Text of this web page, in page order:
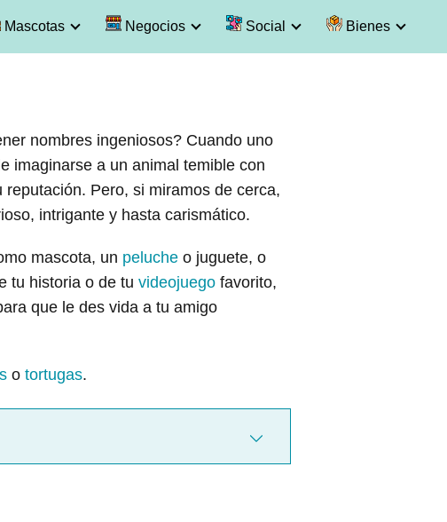
Mascotas Negocios Social Bienes
nombres ingeniosos? Cuando uno
imaginarse a un animal temible con
Pero, si miramos de cerca,
intrigante y hasta carismático.
mascota, un peluche o juguete, o
tu historia o de tu videojuego favorito,
que le des vida a tu amigo
o tortugas.